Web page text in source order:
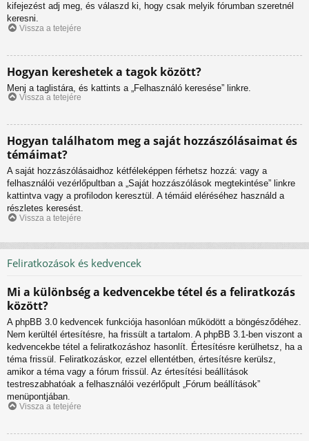
kifejezést adj meg, és válaszd ki, hogy csak melyik fórumban szeretnél
keresni.
Vissza a tetejére
Hogyan kereshetek a tagok között?
Menj a taglistára, és kattints a „Felhasználó keresése” linkre.
Vissza a tetejére
Hogyan találhatom meg a saját hozzászólásaimat és
témáimat?
A saját hozzászólásaidhoz kétféleképpen férhetsz hozzá: vagy a
felhasználói vezérlőpultban a „Saját hozzászólások megtekintése” linkre
kattintva vagy a profilodon keresztül. A témáid eléréséhez használd a
részletes keresést.
Vissza a tetejére
Feliratkozások és kedvencek
Mi a különbség a kedvencekbe tétel és a feliratkozás
között?
A phpBB 3.0 kedvencek funkciója hasonlóan működött a böngésződéhez.
Nem kerültél értesítésre, ha frissült a tartalom. A phpBB 3.1-ben viszont a
kedvencekbe tétel a feliratkozáshoz hasonlít. Értesítésre kerülhetsz, ha a
téma frissül. Feliratkozáskor, ezzel ellentétben, értesítésre kerülsz,
amikor a téma vagy a fórum frissül. Az értesítési beállítások
testreszabhatóak a felhasználói vezérlőpult „Fórum beállítások”
menüpontjában.
Vissza a tetejére